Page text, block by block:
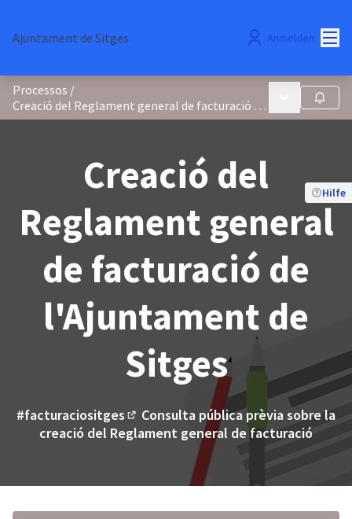
Ajuntament de Sitges Anmelden
Processos /
Creació del Reglament general de facturació de l'Ajuntament de Sitges
HauptmenüFolgen
Hilfe
Creació del
Reglament general
de facturació de
l'Ajuntament de
Sitges
#facturaciositges
(Externer Link)
Consulta pública prèvia sobre la
creació del Reglament general de facturació